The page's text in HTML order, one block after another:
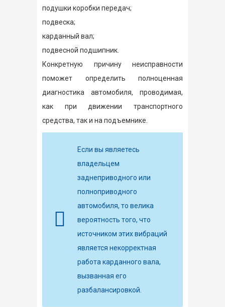
подушки коробки передач;
подвеска;
карданный вал;
подвесной подшипник.
Конкретную причину неисправности
поможет определить полноценная
диагностика автомобиля, проводимая,
как при движении транспортного
средства, так и на подъемнике.
Если вы являетесь
владельцем
заднеприводного или
полноприводного
автомобиля, то велика
вероятность того, что
источником этих вибраций
является некорректная
работа карданного вала,
вызванная его
разбалансировкой.